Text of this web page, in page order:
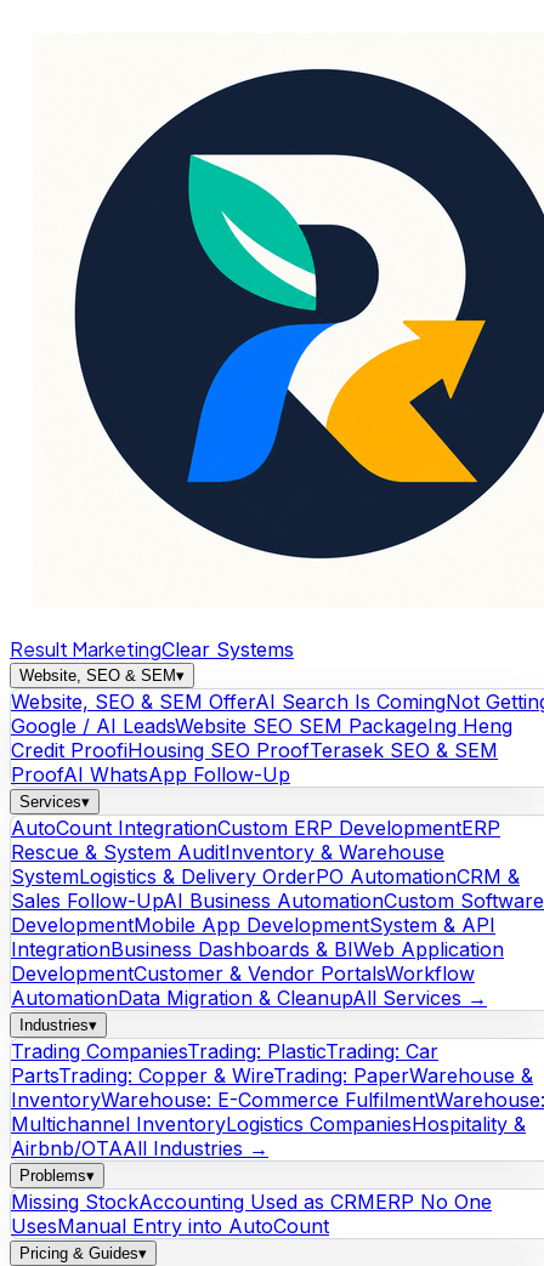
Result MarketingClear Systems
Website, SEO & SEM▾
Website, SEO & SEM OfferAI Search Is ComingNot
Google / AI LeadsWebsite SEO SEM PackageIng Heng
Credit ProofiHousing SEO ProofTerasek SEO & SEM
ProofAI WhatsApp Follow-Up
Services▾
AutoCount IntegrationCustom ERP DevelopmentERP
Rescue & System AuditInventory & Warehouse
SystemLogistics & Delivery OrderPO AutomationCRM &
Sales Follow-UpAI Business AutomationCustom Software
DevelopmentMobile App DevelopmentSystem & API
IntegrationBusiness Dashboards & BIWeb Application
DevelopmentCustomer & Vendor PortalsWorkflow
AutomationData Migration & CleanupAll Services →
Industries▾
Trading CompaniesTrading: PlasticTrading: Car
PartsTrading: Copper & WireTrading: PaperWarehouse &
InventoryWarehouse: E-Commerce FulfilmentWarehouse:
Multichannel InventoryLogistics CompaniesHospitality &
Airbnb/OTAAll Industries →
Problems▾
Missing StockAccounting Used as CRMERP No One
UsesManual Entry into AutoCount
Pricing & Guides▾